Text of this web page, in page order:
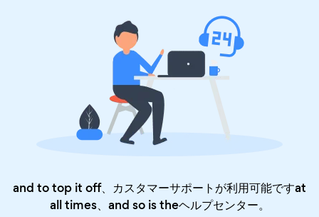
and to top it off、カスタマーサポートが利用可能ですat
all times、and so is theヘルプセンター。